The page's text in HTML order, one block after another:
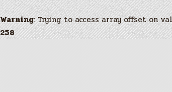
Warning: Trying to access array offset on
258